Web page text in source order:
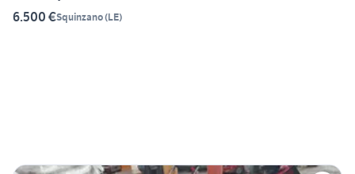
6.500 €Squinzano(LE)